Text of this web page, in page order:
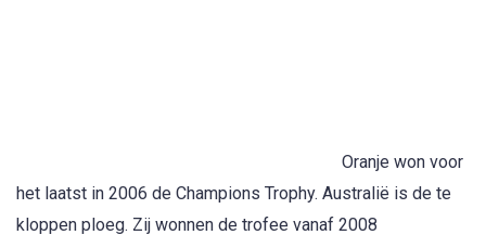
Read More